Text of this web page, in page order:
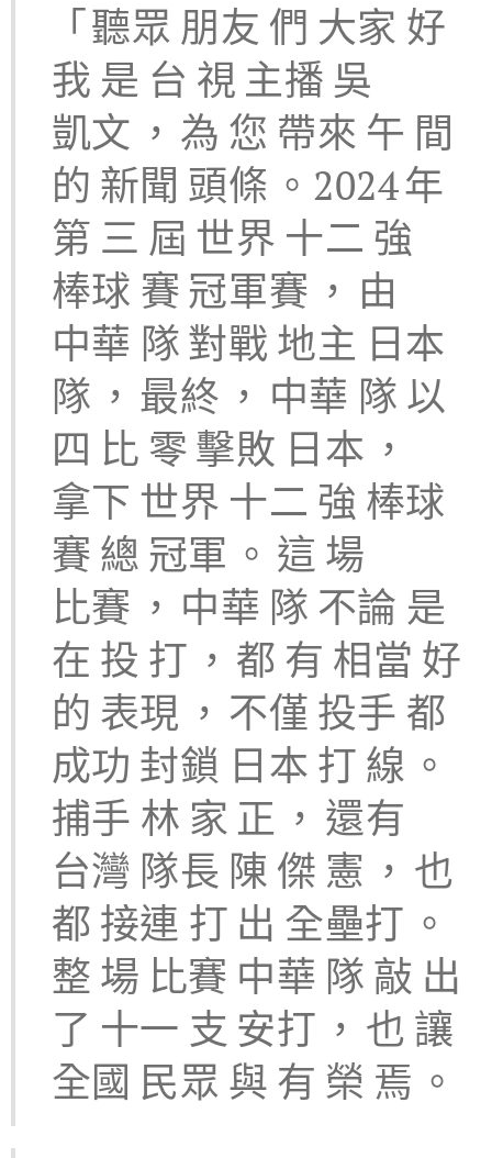
「聽眾 朋友 們 大家 好
我 是 台 視 主播 吳
凱文 ， 為 您 帶來 午 間
的 新聞 頭條 。2024年
第 三 屆 世界 十二 強
棒球 賽 冠軍賽 ， 由
中華 隊對戰 地主 日本
隊 ， 最終 ， 中華 隊 以
四 比 零擊敗 日本 ，
拿下 世界 十二 強 棒球
賽 總 冠軍 。 這 場
比賽 ， 中華 隊 不論 是
在 投 打 ， 都 有 相當 好
的 表現 ， 不僅 投手 都
成功 封鎖 日本 打 線 。
捕手 林 家 正 ， 還有
台灣 隊長 陳 傑 憲 ， 也
都 接連 打 出 全壘打 。
整 場 比賽 中華 隊 敲 出
了 十一 支 安打 ， 也 讓
全國 民眾 與 有 榮 焉 。